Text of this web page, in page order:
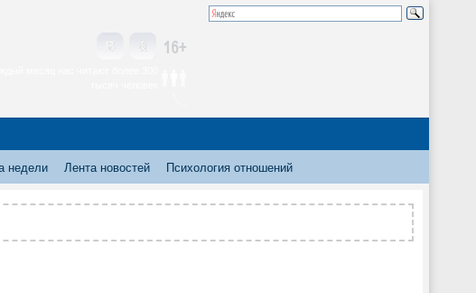
недели Лента новостей Психология отношений